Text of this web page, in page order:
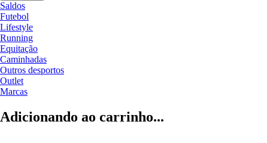
Saldos
Futebol
Lifestyle
Running
Equitação
Caminhadas
Outros desportos
Outlet
Marcas
Adicionando ao carrinho...